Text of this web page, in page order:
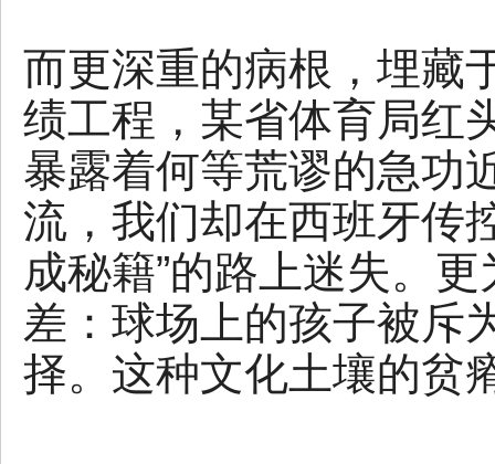
而更深重的病根，埋藏
绩工程，某省体育局红
暴露着何等荒谬的急功
流，我们却在西班牙传
成秘籍”的路上迷失。
差：球场上的孩子被斥
择。这种文化土壤的贫